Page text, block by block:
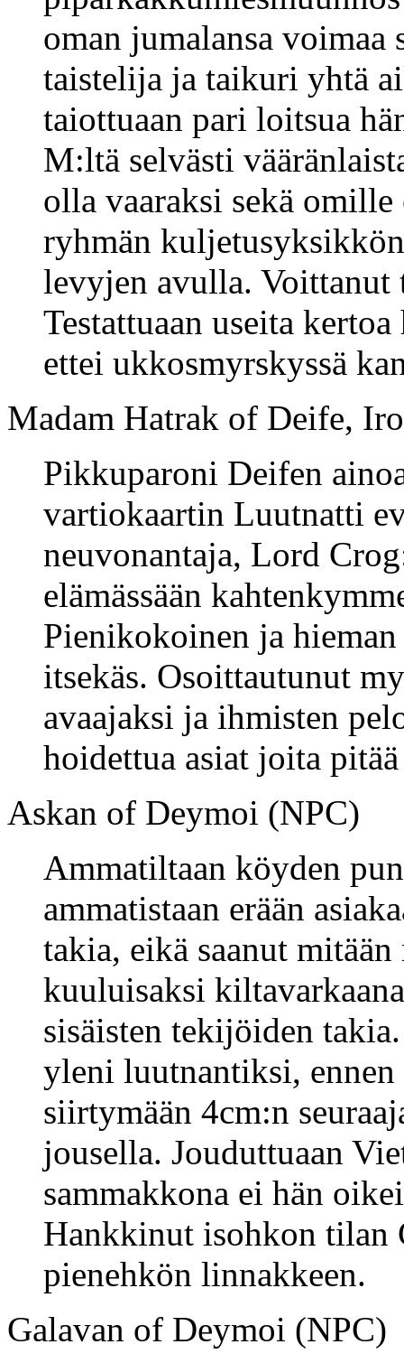
oman jumalansa voimaa
taistelija ja taikuri yhtä
taiottuaan pari loitsua
M:ltä selvästi
olla vaaraksi sekä
ryhmän
levyjen avulla. Voittanut
Testattuaan useita
ettei ukkosmyrskyssä
Madam Hatrak of Deife,
Pikkuparoni Deifen
vartiokaartin Luutnatti
neuvonantaja, Lord
elämässään
Pienikokoinen ja
itsekäs. Osoittautunut
avaajaksi ja ihmisten
hoidettua asiat joita
Askan of Deymoi (NPC)
Ammatiltaan köyden
ammatistaan erään
takia, eikä saanut
kuuluisaksi
sisäisten tekijöiden
yleni luutnantiksi,
siirtymään 4cm:n
jousella. Jouduttuaan
sammakkona ei hän
Hankkinut isohkon tilan
pienehkön linnakkeen.
Galavan of Deymoi (NPC)